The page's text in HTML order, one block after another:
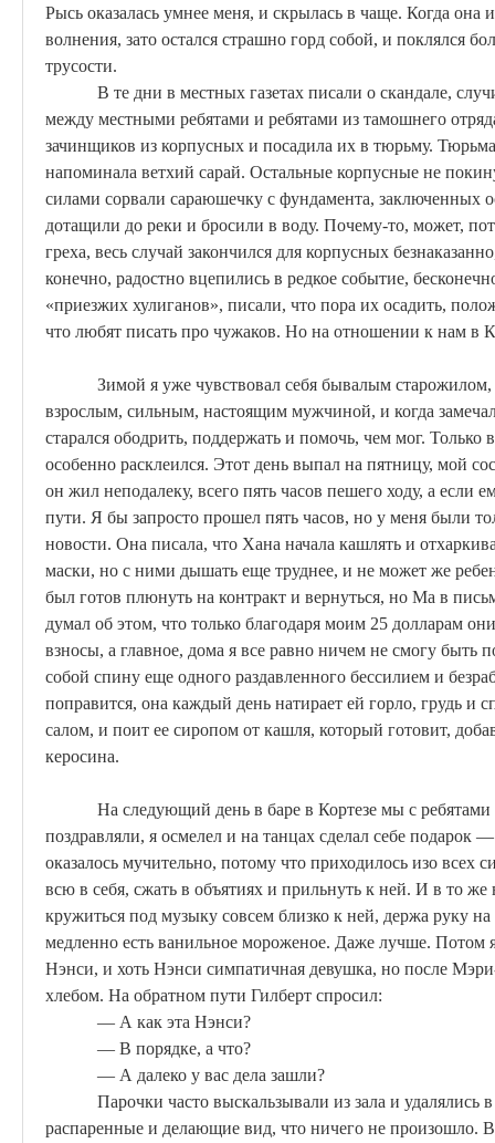
Рысь оказалась умнее меня, и скрылась в чаще. Когда она
волнения, зато остался страшно горд собой, и поклялся
трусости.
В те дни в местных газетах писали о скандале,
между местными ребятами и ребятами из тамошнего
зачинщиков из корпусных и посадила их в тюрьму.
напоминала ветхий сарай. Остальные корпусные не
силами сорвали сараюшечку с фундамента, заключенных
дотащили до реки и бросили в воду. Почему-то, может,
греха, весь случай закончился для корпусных
конечно, радостно вцепились в редкое событие,
«приезжих хулиганов», писали, что пора их осадить,
что любят писать про чужаков. Но на отношении к нам в
Зимой я уже чувствовал себя бывалым
взрослым, сильным, настоящим мужчиной, и когда
старался ободрить, поддержать и помочь, чем мог.
особенно расклеился. Этот день выпал на пятницу, мой
он жил неподалеку, всего пять часов пешего ходу, а если
пути. Я бы запросто прошел пять часов, но у меня были
новости. Она писала, что Хана начала кашлять и
маски, но с ними дышать еще труднее, и не может же
был готов плюнуть на контракт и вернуться, но Ма в
думал об этом, что только благодаря моим 25 долларам
взносы, а главное, дома я все равно ничем не смогу быть
собой спину еще одного раздавленного бессилием и
поправится, она каждый день натирает ей горло, грудь и
салом, и поит ее сиропом от кашля, который готовит,
керосина.
На следующий день в баре вКортезе мы с ребятами
поздравляли, я осмелел и на танцах сделал себе
оказалось мучительно, потому что приходилось изо всех
всю в себя, сжать в объятиях и прильнуть к ней. И в то
кружиться под музыку совсем близко к ней, держа руку
медленно есть ванильное мороженое. Даже лучше. Потом
Нэнси, и хоть Нэнси симпатичная девушка, но после
хлебом. На обратном пути Гилберт спросил:
— А как эта Нэнси?
— В порядке, а что?
— А далеко у вас дела зашли?
Парочки часто выскальзывали из зала и удалялись
распаренные и делающие вид, что ничего не произошло.